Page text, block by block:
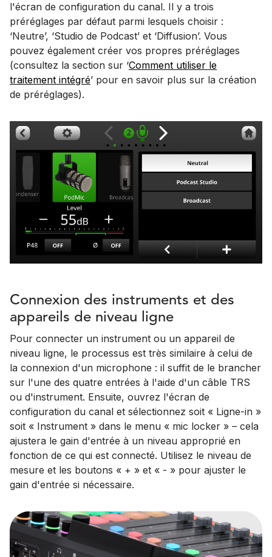
l'écran de configuration du canal. Il y a trois
préréglages par défaut parmi lesquels choisir :
‘Neutre’, ‘Studio de Podcast’ et ‘Diffusion’. Vous
pouvez également créer vos propres préréglages
(consultez la section sur ‘Comment utiliser le
traitement intégré’ pour en savoir plus sur la création
de préréglages).
Connexion des instruments et des
appareils de niveau ligne
Pour connecter un instrument ou un appareil de
niveau ligne, le processus est très similaire à celui de
la connexion d'un microphone : il suffit de le brancher
sur l'une des quatre entrées à l'aide d'un câble TRS
ou d'instrument. Ensuite, ouvrez l'écran de
configuration du canal et sélectionnez soit « Ligne-in »
soit « Instrument » dans le menu « mic locker » – cela
ajustera le gain d'entrée à un niveau approprié en
fonction de ce qui est connecté. Utilisez le niveau de
mesure et les boutons « + » et « - » pour ajuster le
gain d'entrée si nécessaire.